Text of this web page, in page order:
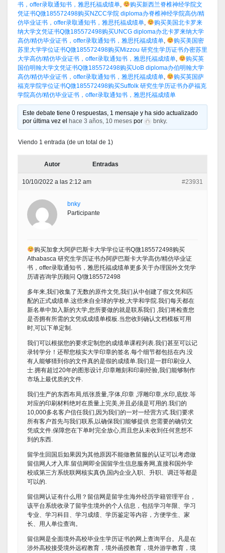
书，offer录取通知书，雅思托福成绩单,
购买新西兰脊椎神经学院文
凭证书Q微185572498购买NZCC学院 diploma办脊椎神经学院高仿/精
仿毕业证书，offer录取通知书，雅思托福成绩单,
购买美国北卡罗来
纳大学文凭证书Q微185572498购买UNCG diploma办北卡罗来纳大学
高仿/精仿毕业证书，offer录取通知书，雅思托福成绩单,
购买美国密
苏里大学学位证书Q微185572498购买Mizzou 研究生学历证书办密苏里
大学高仿/精仿毕业证书，offer录取通知书，雅思托福成绩单,
购买英
国伯明翰大学文凭证书Q微185572498购买UoB diploma办伯明翰大学
高仿/精仿毕业证书，offer录取通知书，雅思托福成绩单,
购买英国萨
福克学院学位证书Q微185572498购买Suffolk 研究生学历证书办萨福克
学院高仿/精仿毕业证书，offer录取通知书，雅思托福成绩单
Este debate tiene 0 respuestas, 1 mensaje y ha sido actualizado
por última vez el
hace 3 años, 10 meses por bnky.
Viendo 1 entrada (de un total de 1)
Autor Entradas
10/10/2022 a las 2:12 am #23931
bnky
Participante
购买加拿大阿萨巴斯卡大学学位证书Q微185572498购买
Athabasca 研究生学历证书办阿萨巴斯卡大学高仿/精仿毕业证
书，offer录取通知书，雅思托福成绩单更多关于办理国外文凭学
历请咨询学历顾问 Q/微185572498
多年来,我们收集了无数的原件文凭,我们从中创建了假文凭和匹
配的正式成绩单.这些来自全球的学校,大学和学院.我们每天都在
新名单中加入新的大学,您所要做的就是联系我们 ,我们将检查您
是否拥有所需的文凭或成绩单模板.当您收到确认文档模板可用
时,可以下单定制.
我们可以根据您的要求定制您的成绩单课程列表.我们甚至可以记
录转学分！还帮您核实大学印章的签名.每个细节都包括在内.没
有人能够猜到你的文件真的是假的成绩单.我们是一群印刷业人
士.拥有超过20年的图形设计,印章雕刻和印刷经验,我们能够制作
市场上最优质的文件.
我们生产的东西布局,纸张质量,字体,印章 ,浮雕印章,水印,底纹.等
对应的印刷材料绝对在质量上完美,并且必须是可用的.我们的
10,000多名客户信任我们,因为我们的一对一经营方式.我们要求
所有客户首先与我们联系,以确保我们能够提供 您需要的确切文
凭或文件.保障您在下单时完全放心,而且您从未收到任何意想不
到的东西.
留学生回国后如果因为其他原因不能做教留服的认证可以考虑做
留信网人才入库.留信网即全国留学生信息服务网,直接和国外学
校或第三方系统联网核实真伪,国内企业入职、升职、调迁等都是
可以的.
留信网认证有什么用？留信网是留学生海外经历学籍管理平台，
该平台系统收录了留学生境外的个人信息，包括学习年限、学习
专业、学习科目、学习成绩、学历鉴定等内容，方便学生、家
长、用人单位查询。
留信网是全面境外高校毕业生学历证书的网上查询平台。凡是在
涉外高校接受境外远程教育，境外函授教育，境外游学教育，境